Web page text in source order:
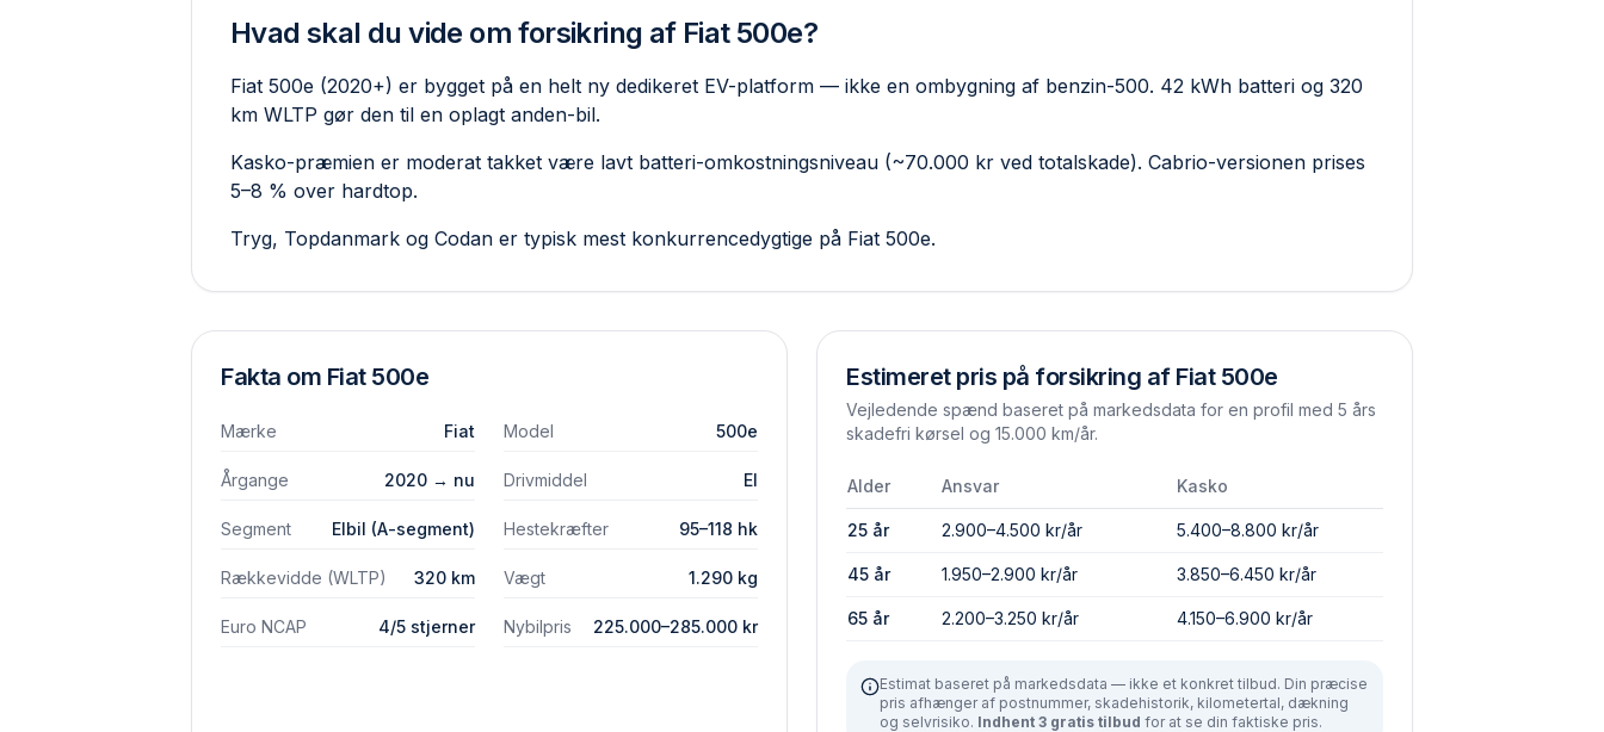
Hvad skal du vide om forsikring af Fiat 500e?
Fiat 500e (2020+) er bygget på en helt ny dedikeret EV-platform — ikke en ombygning af benzin-500. 42 kWh batteri og 320
km WLTP gør den til en oplagt anden-bil.
Kasko-præmien er moderat takket være lavt batteri-omkostnings­niveau (~70.000 kr ved totalskade). Cabrio-versionen prises
5–8 % over hardtop.
Tryg, Topdanmark og Codan er typisk mest konkurrencedygtige på Fiat 500e.
Fakta om Fiat 500e
Mærke Fiat Model 500e
Årgange 2020 → nu Drivmiddel El
Segment Elbil (A-segment) Hestekræfter 95–118 hk
Rækkevidde (WLTP) 320 km Vægt 1.290 kg
Euro NCAP 4/5 stjerner Nybilpris 225.000–285.000 kr
Estimeret pris på forsikring af Fiat 500e
Vejledende spænd baseret på markedsdata for en profil med 5 års
skadefri kørsel og 15.000 km/år.
Alder Ansvar Kasko
25 år 2.900–4.500 kr/år 5.400–8.800 kr/år
45 år 1.950–2.900 kr/år 3.850–6.450 kr/år
65 år 2.200–3.250 kr/år 4.150–6.900 kr/år
Estimat baseret på markedsdata — ikke et konkret tilbud. Din præcise
pris afhænger af postnummer, skadehistorik, kilometertal, dækning
og selvrisiko. Indhent 3 gratis tilbud for at se din faktiske pris.